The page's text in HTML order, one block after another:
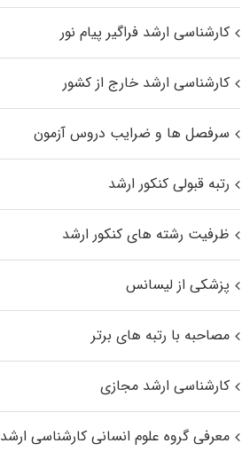
کارشناسی ارشد فراگیر پیام نور
کارشناسی ارشد خارج از کشور
سرفصل ها و ضرایب دروس آزمون
رتبه قبولی کنکور ارشد
ظرفیت رشته های کنکور ارشد
پزشکی از لیسانس
مصاحبه با رتبه های برتر
کارشناسی ارشد مجازی
معرفی گروه علوم انسانی کارشناسی ارشد